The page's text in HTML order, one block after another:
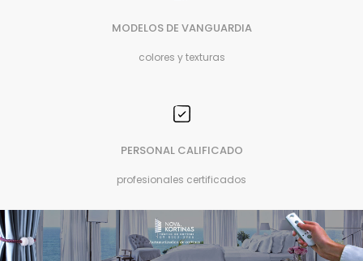
MODELOS DE VANGUARDIA
colores y texturas
PERSONAL CALIFICADO
profesionales certificados